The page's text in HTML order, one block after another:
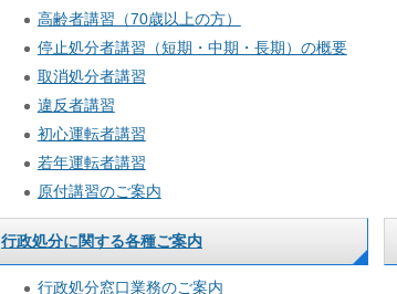
高齢者講習（70歳以上の方）
停止処分者講習（短期・中期・長期）の概要
取消処分者講習
違反者講習
初心運転者講習
若年運転者講習
原付講習のご案内
行政処分に関する各種ご案内
行政処分窓口業務のご案内